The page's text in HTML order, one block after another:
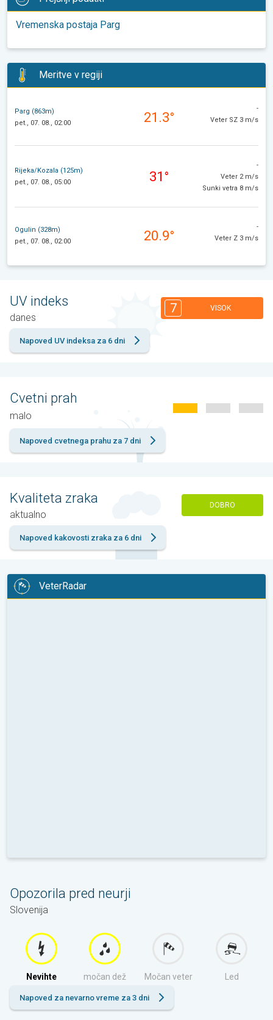
Vremenska postaja Parg
Meritve v regiji
Parg (863m)
pet., 07. 08., 02:00
21.3°
-
Veter SZ 3 m/s
Rijeka/Kozala (125m)
pet., 07. 08., 05:00
31°
-
Veter 2 m/s
Sunki vetra 8 m/s
Ogulin (328m)
pet., 07. 08., 02:00
20.9°
-
Veter Z 3 m/s
UV indeks
danes
7 VISOK
Napoved UV indeksa za 6 dni
Cvetni prah
malo
Napoved cvetnega prahu za 7 dni
Kvaliteta zraka
aktualno
DOBRO
Napoved kakovosti zraka za 6 dni
VeterRadar
Opozorila pred neurji
Slovenija
Nevihte močan dež Močan veter Led
Napoved za nevarno vreme za 3 dni